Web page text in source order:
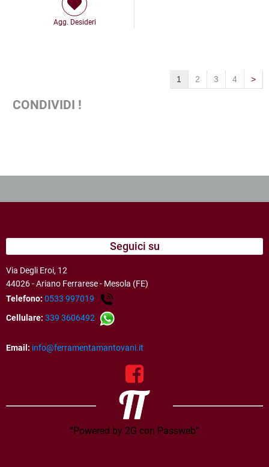
Agg. Desideri
1 2 3 4 >
CONDIVIDI !
Seguici su
Via Degli Eroi, 12
44026 - Ariano Ferrarese - Mesola (FE)
Telefono: 0533 997019
Cellulare: 339 3606492
Email: info@ferramentamantovani.it
“Powered by 2G con Passweb”